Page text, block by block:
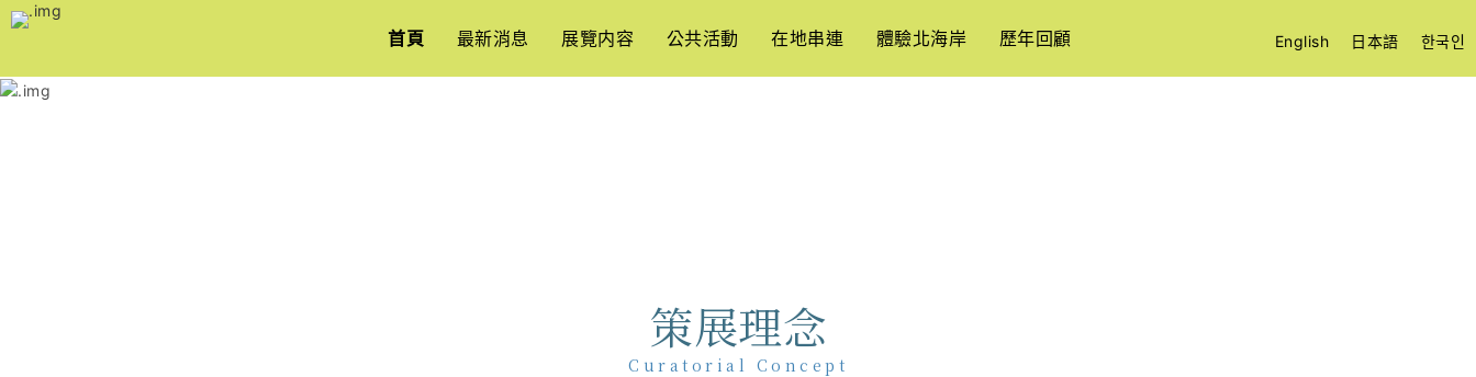
跳
到
要
內
首頁 最新消息 展覽内容 公共活動 在地串連 體驗北海岸 歷年回顧 English 日本語 한국인
策展理念
Curatorial Concept